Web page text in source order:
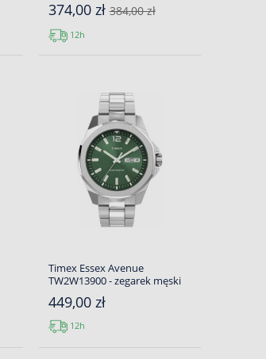
374,00 zł384,00 zł
12h
Timex Essex Avenue
TW2W13900 - zegarek męski
449,00 zł
12h